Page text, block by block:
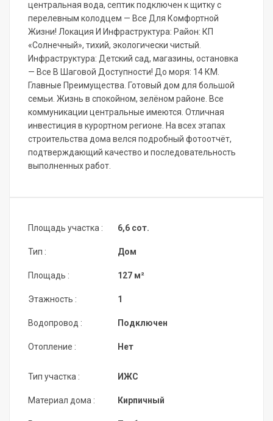
центральная вода, септик подключен к щитку с
перелевным колодцем — Все Для Комфортной
Жизни! Локация И Инфраструктура: Район: КП
«Солнечный», тихий, экологически чистый.
Инфраструктура: Детский сад, магазины, остановка
— Все В Шаговой Доступности! До моря: 14 КМ.
Главные Преимущества. Готовый дом для большой
семьи. Жизнь в спокойном, зелёном районе. Все
коммуникации центральные имеются. Отличная
инвестиция в курортном регионе. На всех этапах
строительства дома велся подробный фотоотчёт,
подтверждающий качество и последовательность
выполненных работ.
Площадь участка :
Тип :
Площадь :
Этажность :
Водопровод :
Отопление :
6,6 сот.
Дом
127 м²
1
Подключен
Нет
Тип участка :
Материал дома :
ИЖС
Кирпичный